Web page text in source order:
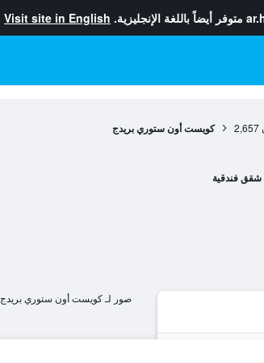
متوفر أيضاً باللغة الإنجليزية. Visit site in English
2,657 كويست أون ستوري بريدج
شقق فندقية
صور لـ كويست أون ستوري بريدج